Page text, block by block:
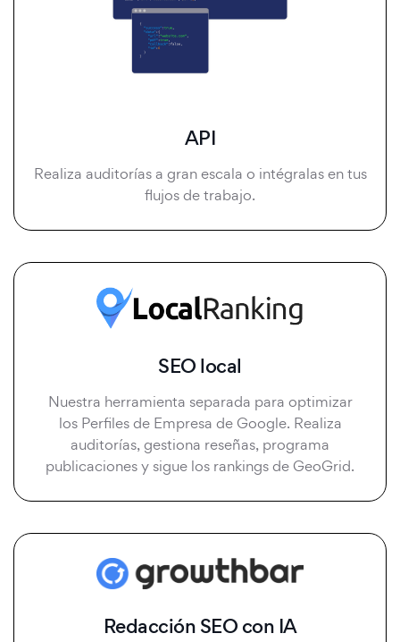
API
Realiza auditorías a gran escala o intégralas en tus
flujos de trabajo.
SEO local
Nuestra herramienta separada para optimizar
los Perfiles de Empresa de Google. Realiza
auditorías, gestiona reseñas, programa
publicaciones y sigue los rankings de GeoGrid.
Redacción SEO con IA